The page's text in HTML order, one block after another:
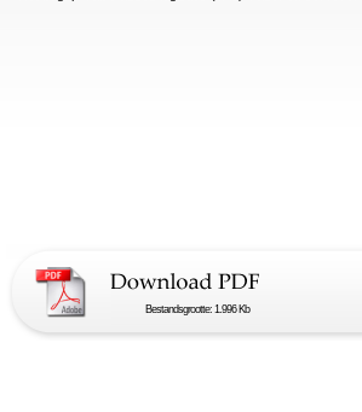
Bestandsgrootte: 1.996 Kb